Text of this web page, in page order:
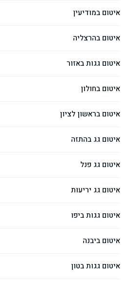
איטום במודיעין
איטום בהרצליה
איטום גגות באזור
איטום בחולון
איטום בראשון לציון
איטום גג בהתזה
איטום גג פנל
איטום גג יריעות
איטום גגות ביפו
איטום ביבנה
איטום גגות בטון